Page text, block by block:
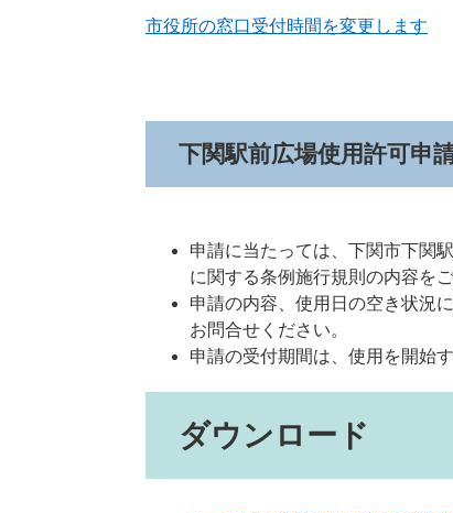
市役所の窓口受付時間を変更します
下関駅前広場使用許可申
申請に当たっては、下関市下関
に関する条例施行規則の内容を
申請の内容、使用日の空き状況
お問合せください。
申請の受付期間は、使用を開始
ダウンロード